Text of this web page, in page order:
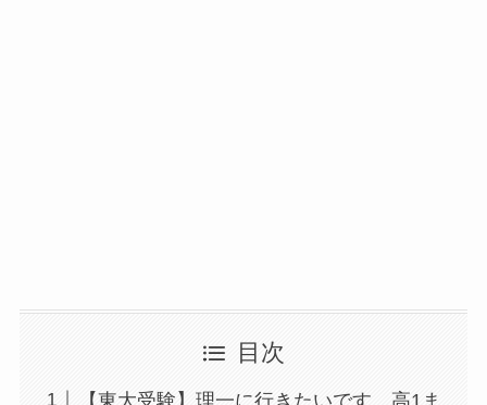
目次
【東大受験】理一に行きたいです。高1ま